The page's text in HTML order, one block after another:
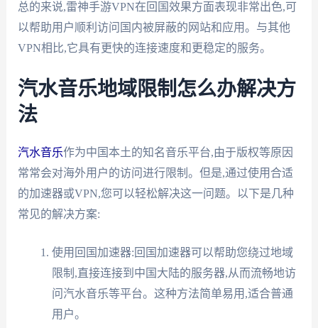
总的来说,雷神手游VPN在回国效果方面表现非常出色,可
以帮助用户顺利访问国内被屏蔽的网站和应用。与其他
VPN相比,它具有更快的连接速度和更稳定的服务。
汽水音乐地域限制怎么办解决方
法
汽水音乐作为中国本土的知名音乐平台,由于版权等原因
常常会对海外用户的访问进行限制。但是,通过使用合适
的加速器或VPN,您可以轻松解决这一问题。以下是几种
常见的解决方案:
使用回国加速器:回国加速器可以帮助您绕过地域
限制,直接连接到中国大陆的服务器,从而流畅地访
问汽水音乐等平台。这种方法简单易用,适合普通
用户。